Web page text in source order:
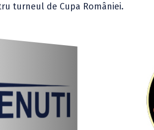
turneul de Cupa României.